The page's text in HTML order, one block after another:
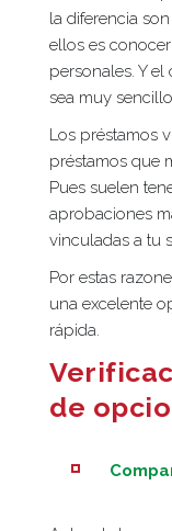
la diferencia
ellos es
personales. Y
sea muy
Los préstamos
préstamos que
Pues suelen
aprobaciones
vinculadas a tu
Por estas
una excelente
rápida.
de